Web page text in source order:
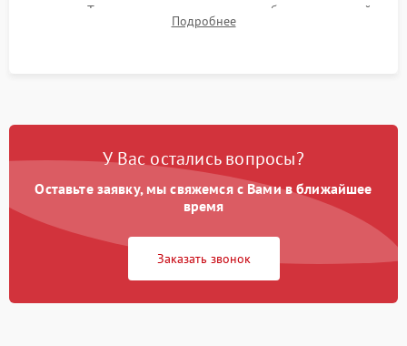
мишени. Тест записи на карту памяти, работы встроенной
вспышки, микрофона и всех кнопок управления.
Подробнее
У Вас остались вопросы?
Оставьте заявку, мы свяжемся с Вами в ближайшее
время
Заказать звонок